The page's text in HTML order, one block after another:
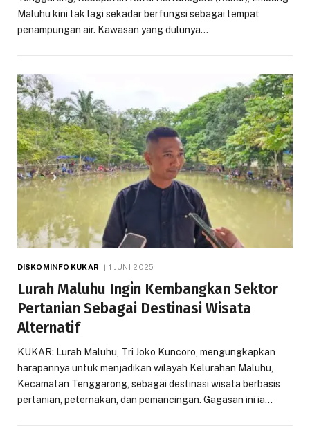
Maluhu kini tak lagi sekadar berfungsi sebagai tempat
penampungan air. Kawasan yang dulunya…
DISKOMINFO KUKAR 1 JUNI 2025
Lurah Maluhu Ingin Kembangkan Sektor
Pertanian Sebagai Destinasi Wisata
Alternatif
KUKAR: Lurah Maluhu, Tri Joko Kuncoro, mengungkapkan
harapannya untuk menjadikan wilayah Kelurahan Maluhu,
Kecamatan Tenggarong, sebagai destinasi wisata berbasis
pertanian, peternakan, dan pemancingan. Gagasan ini ia…